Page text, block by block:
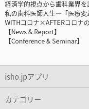
経済学的視点から歯科業界
私の歯科医師人生―「医療
WITHコロナ×AFTERコロナ
【News & Report】
【Conference & Seminar】
isho.jpアプリ
カテゴリー